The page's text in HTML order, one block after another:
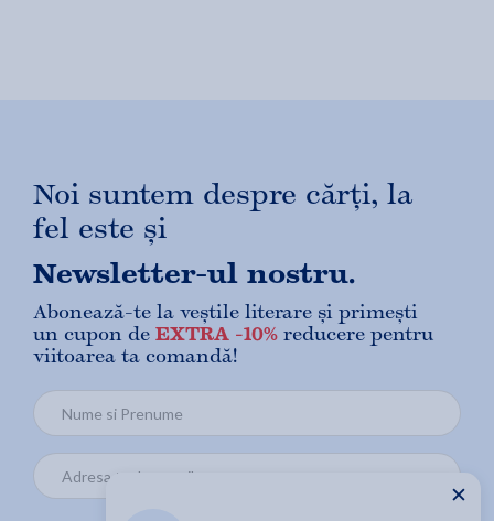
✕
Noi suntem despre cărți, la
fel este și
Newsletter-ul nostru.
Abonează-te la veștile literare și primești
un cupon de EXTRA -10% reducere pentru
viitoarea ta comandă!